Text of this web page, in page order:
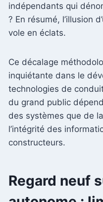
indépendants qui
? En résumé, l’illusion
vole en éclats.
Ce décalage
inquiétante dans le
technologies de
du grand public
des systèmes que de
l’intégrité des
constructeurs.
Regard neuf